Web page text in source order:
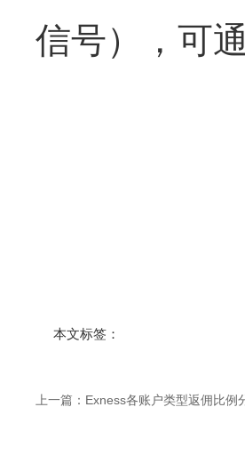
信号），可
本文标签：
上一篇： Exness各账户类型返佣比例